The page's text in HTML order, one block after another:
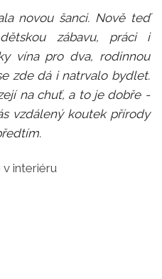
novou šanci. Nově teď
zábavu, práci i
vína pro dva, rodinnou
zde dá i natrvalo bydlet.
na chuť, a to je dobře -
vzdálený koutek přírody
interiéru